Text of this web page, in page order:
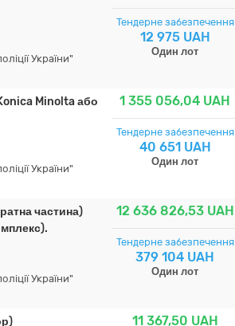
України"
Тендерне забезпечення
12 975 UAH
Один лот
Minolta або
України"
1 355 056,04 UAH
Тендерне забезпечення
40 651 UAH
Один лот
частина)
України"
12 636 826,53 UAH
Тендерне забезпечення
379 104 UAH
Один лот
11 367,50 UAH